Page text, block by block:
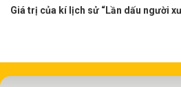
Giá trị của kí lịch sử “Lần dấu người